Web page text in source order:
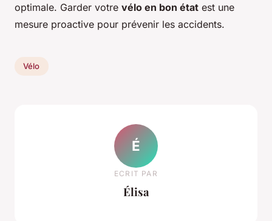
optimale. Garder votre vélo en bon état est une
mesure proactive pour prévenir les accidents.
Vélo
É
ECRIT PAR
Élisa